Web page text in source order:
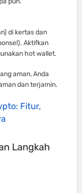
di kertas dan
Aktifkan
hot wallet.
aman, Anda
dan terjamin.
Fitur,
Langkah